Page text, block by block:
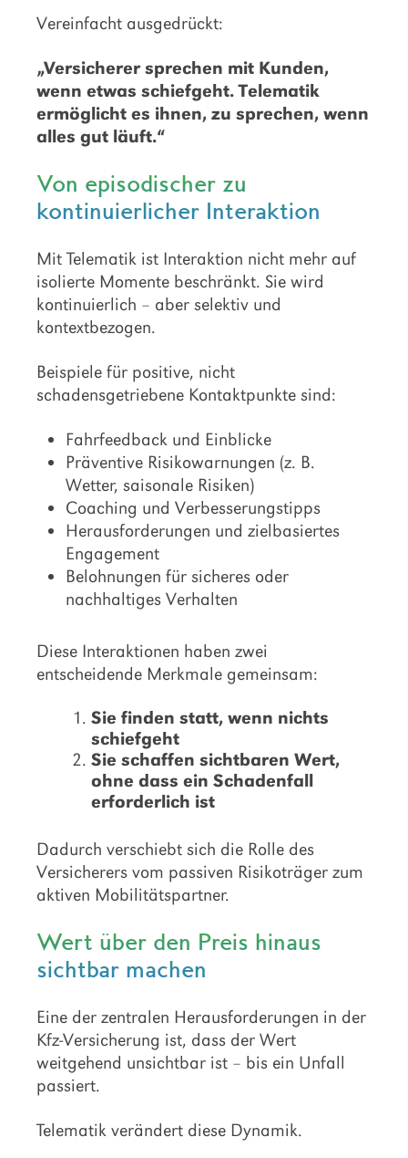
Vereinfacht ausgedrückt:
„Versicherer sprechen mit Kunden,
wenn etwas schiefgeht. Telematik
ermöglicht es ihnen, zu sprechen, wenn
alles gut läuft.“
Von episodischer zu
kontinuierlicher Interaktion
Mit Telematik ist Interaktion nicht mehr auf
isolierte Momente beschränkt. Sie wird
kontinuierlich – aber selektiv und
kontextbezogen.
Beispiele für positive, nicht
schadensgetriebene Kontaktpunkte sind:
Fahrfeedback und Einblicke
Präventive Risikowarnungen (z. B.
Wetter, saisonale Risiken)
Coaching und Verbesserungstipps
Herausforderungen und zielbasiertes
Engagement
Belohnungen für sicheres oder
nachhaltiges Verhalten
Diese Interaktionen haben zwei
entscheidende Merkmale gemeinsam:
Sie finden statt, wenn nichts
schiefgeht
Sie schaffen sichtbaren Wert,
ohne dass ein Schadenfall
erforderlich ist
Dadurch verschiebt sich die Rolle des
Versicherers vom passiven Risikoträger zum
aktiven Mobilitätspartner.
Wert über den Preis hinaus
sichtbar machen
Eine der zentralen Herausforderungen in der
Kfz-Versicherung ist, dass der Wert
weitgehend unsichtbar ist – bis ein Unfall
passiert.
Telematik verändert diese Dynamik.